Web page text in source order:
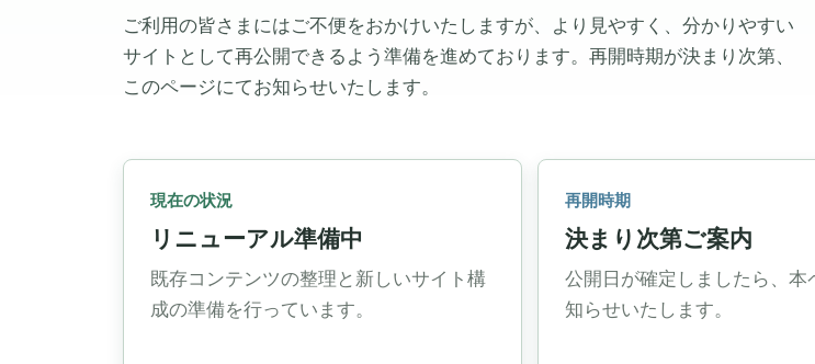
ご利用の皆さまにはご不便をおかけいたしますが、より見やすく、分かりやすい
サイトとして再公開できるよう準備を進めております。再開時期が決まり次第、
このページにてお知らせいたします。
現在の状況
リニューアル準備中
既存コンテンツの整理と新しいサイト構
成の準備を行っています。
再開時期
決まり次第ご案内
公開日が確定しましたら、本
知らせいたします。